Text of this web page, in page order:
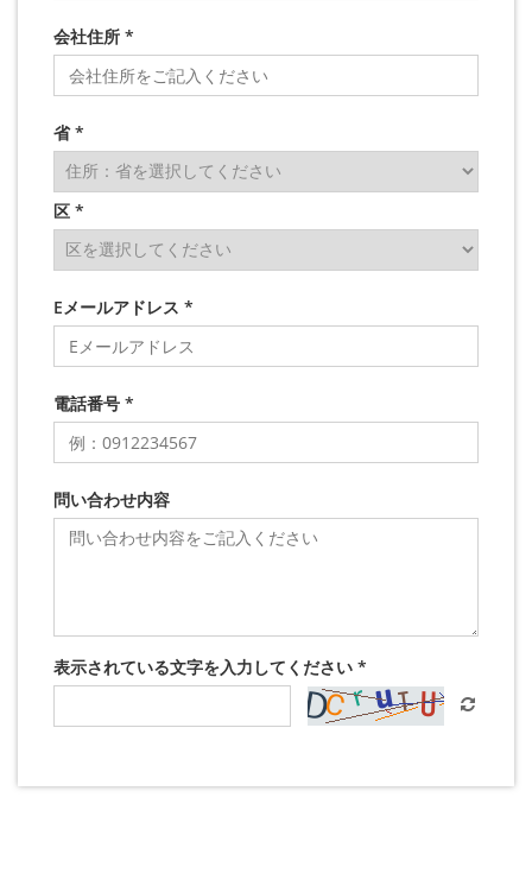
会社住所 *
省 *
区 *
Eメールアドレス *
電話番号 *
問い合わせ内容
表示されている文字を入力してください *